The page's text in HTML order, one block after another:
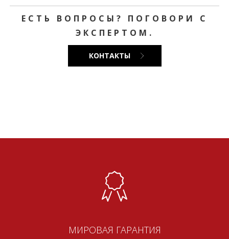
ЕСТЬ ВОПРОСЫ? ПОГОВОРИ С
ЭКСПЕРТОМ.
КОНТАКТЫ
МИРОВАЯ ГАРАНТИЯ